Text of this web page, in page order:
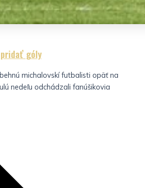
góly
michalovskí futbalisti opäť na
nedeľu odchádzali fanúšikovia